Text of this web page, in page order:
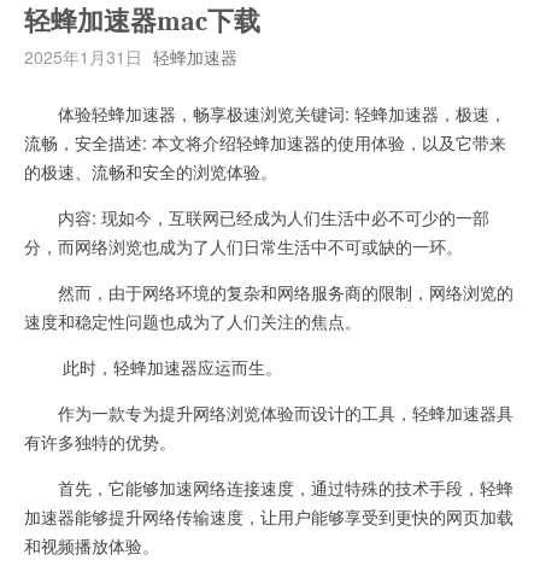
轻蜂加速器mac下载
2025年1月31日 轻蜂加速器
体验轻蜂加速器，畅享极速浏览关键词: 轻蜂加速器，极速，
流畅，安全描述: 本文将介绍轻蜂加速器的使用体验，以及它带来
的极速、流畅和安全的浏览体验。
内容: 现如今，互联网已经成为人们生活中必不可少的一部
分，而网络浏览也成为了人们日常生活中不可或缺的一环。
然而，由于网络环境的复杂和网络服务商的限制，网络浏览的
速度和稳定性问题也成为了人们关注的焦点。
此时，轻蜂加速器应运而生。
作为一款专为提升网络浏览体验而设计的工具，轻蜂加速器具
有许多独特的优势。
首先，它能够加速网络连接速度，通过特殊的技术手段，轻蜂
加速器能够提升网络传输速度，让用户能够享受到更快的网页加载
和视频播放体验。